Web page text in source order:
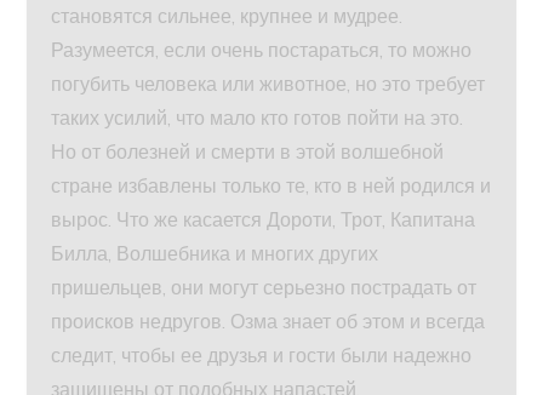
становятся сильнее, крупнее и мудрее.
Разумеется, если очень постараться, то можно
погубить человека или животное, но это требует
таких усилий, что мало кто готов пойти на это.
Но от болезней и смерти в этой волшебной
стране избавлены только те, кто в ней родился и
вырос. Что же касается Дороти, Трот, Капитана
Билла, Волшебника и многих других
пришельцев, они могут серьезно пострадать от
происков недругов. Озма знает об этом и всегда
следит, чтобы ее друзья и гости были надежно
защищены от подобных напастей.